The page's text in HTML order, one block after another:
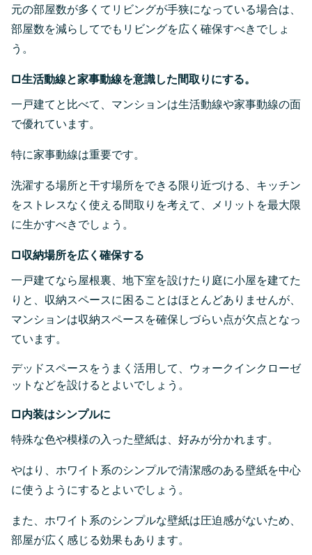
元の部屋数が多くてリビングが手狭になっている場合は、
部屋数を減らしてでもリビングを広く確保すべきでしょ
う。
□生活動線と家事動線を意識した間取りにする。
一戸建てと比べて、マンションは生活動線や家事動線の面
で優れています。
特に家事動線は重要です。
洗濯する場所と干す場所をできる限り近づける、キッチン
をストレスなく使える間取りを考えて、メリットを最大限
に生かすべきでしょう。
□収納場所を広く確保する
一戸建てなら屋根裏、地下室を設けたり庭に小屋を建てた
りと、収納スペースに困ることはほとんどありませんが、
マンションは収納スペースを確保しづらい点が欠点となっ
ています。
デッドスペースをうまく活用して、ウォークインクローゼ
ットなどを設けるとよいでしょう。
□内装はシンプルに
特殊な色や模様の入った壁紙は、好みが分かれます。
やはり、ホワイト系のシンプルで清潔感のある壁紙を中心
に使うようにするとよいでしょう。
また、ホワイト系のシンプルな壁紙は圧迫感がないため、
部屋が広く感じる効果もあります。